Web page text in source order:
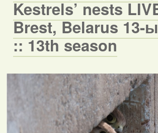
Kestrels’ nests
Brest, Belarus 13-
:: 13th season